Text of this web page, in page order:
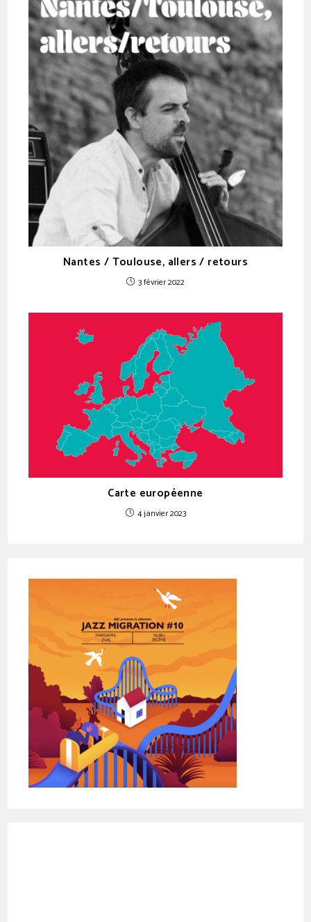
Nantes / Toulouse, allers / retours
3 février 2022
Carte européenne
4 janvier 2023